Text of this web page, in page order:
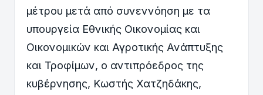
μέτρου μετά από συνεννόηση με τα
υπουργεία Εθνικής Οικονομίας και
Οικονομικών και Αγροτικής Ανάπτυξης
και Τροφίμων, ο αντιπρόεδρος της
κυβέρνησης, Κωστής Χατζηδάκης,